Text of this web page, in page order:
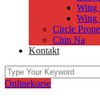
Wing
Wing
Circle
Chin Na
Kontakt
Onlinekurse